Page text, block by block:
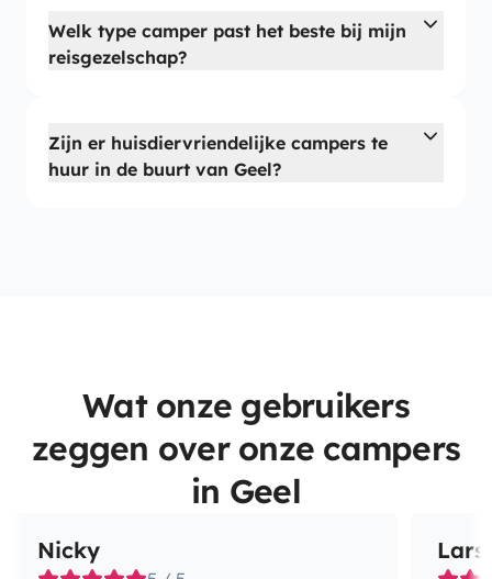
Welk type camper past het beste bij mijn
reisgezelschap?
Zijn er huisdiervriendelijke campers te
huur in de buurt van Geel?
Wat onze gebruikers
zeggen over onze campers
in Geel
Nicky Lars